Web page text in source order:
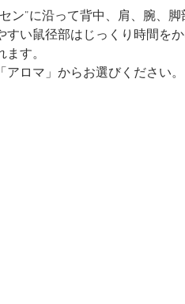
ン”に沿って背中、肩、腕、
い鼠径部はじっくり時間をか
す。
ロマ」からお選びください。